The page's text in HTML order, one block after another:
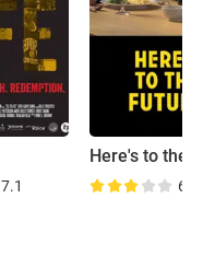
7.1 6.8